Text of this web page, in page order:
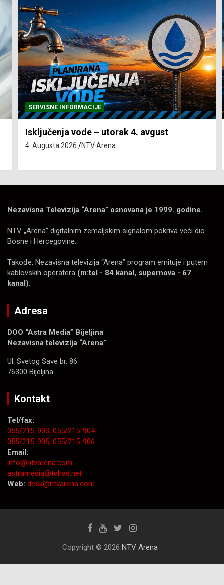
SERVISNE INFORMACIJE
Isključenja vode – utorak 4. avgust
4. Augusta 2026. NTV Arena
Nezavisna Televizija “Arena” osnovana je 1999. godine.
NTV „Arena“ digitalnim zemaljskim signalom pokriva veći dio
Bosne i Hercegovine.
Takođe, Nezavisna televizija “Arena” program emituje i putem
kablovskih operatera (m:tel - 84 kanal, supernova - 67
kanal).
Adresa
DOO “Astra Media” Bijeljina
Nezavisna televizija “Arena”
Ul. Svetog Save br. 86.
76300 Bijeljina
Kontakt
Tel/fax:
055/215-903; 055/215-904
055/215-905; 055/215-906
Email:
info@ntvarena.com
astramedia@telrad.net
Web: desk@ntvarena.com
Copyright © 2026 NTV Arena